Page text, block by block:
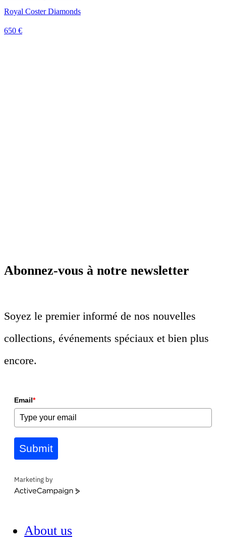
Royal Coster Diamonds
650 €
Abonnez-vous à notre newsletter
Soyez le premier informé de nos nouvelles
collections, événements spéciaux et bien plus
encore.
Email*
Submit
Marketing by
ActiveCampaign
About us